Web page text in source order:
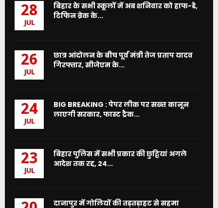
28
JUL
बिहार के सभी स्कूलों में अब शनिवार को हाफ-डे,
टिफिन ब्रेक के...
26
JUL
छात्र आंदोलन के बीच पूर्व मंत्री तेज प्रताप यादव
गिरफ्तार, सीजेएम के...
24
JUL
BIG BREAKING : पेपर लीक पर सख्त कानून
लाएगी सरकार, फास्ट ट्रैक...
23
JUL
बिहार पुलिस में सभी प्रकार की छुट्टियां अगले
आदेश तक रद्द, 24...
दानापुर में गोलियों की तड़तड़ाहट से सहमा